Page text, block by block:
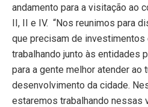
andamento para a visitação ao
II, II e IV. “Nos reunimos para
que precisam de investimentos
trabalhando junto às entidades
para a gente melhor atender ao
desenvolvimento da cidade.
estaremos trabalhando nessas